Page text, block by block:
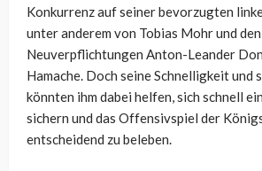
Konkurrenz auf seiner bevorzugten
unter anderem von Tobias Mohr und den
Neuverpflichtungen Anton-Leander
Hamache. Doch seine Schnelligkeit und
könnten ihm dabei helfen, sich schnell
sichern und das Offensivspiel der
entscheidend zu beleben.